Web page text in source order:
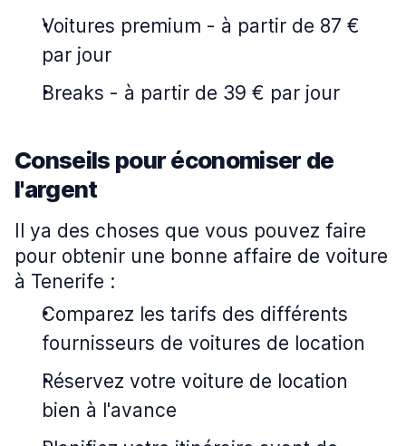
Voitures premium - à partir de 87 €
par jour
Breaks - à partir de 39 € par jour
Conseils pour économiser de
l'argent
Il ya des choses que vous pouvez faire
pour obtenir une bonne affaire de voiture
à Tenerife :
Comparez les tarifs des différents
fournisseurs de voitures de location
Réservez votre voiture de location
bien à l'avance